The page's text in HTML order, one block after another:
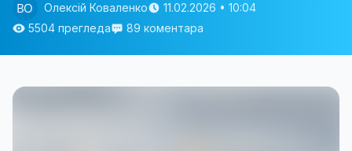
Олексій Коваленко
11.02.2026 • 10:04
5504 прегледа
89 коментара